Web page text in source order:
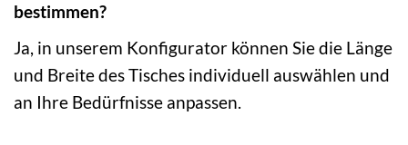
bestimmen?
Ja, in unserem Konfigurator können Sie die Länge
und Breite des Tisches individuell auswählen und
an Ihre Bedürfnisse anpassen.